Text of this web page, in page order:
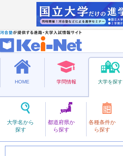
HOME 学問情報 大学を探す
大学名から
探す
都道府県か
ら探す
各種条件か
ら探す
都道府県から探す
福島の大学一覧